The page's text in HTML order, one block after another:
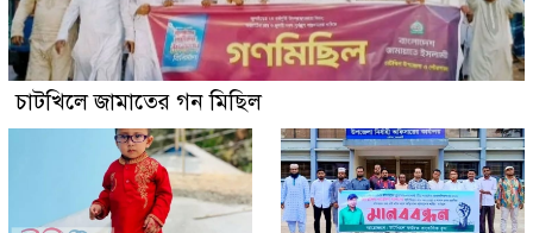
চাটখিলে জামাতের গন মিছিল